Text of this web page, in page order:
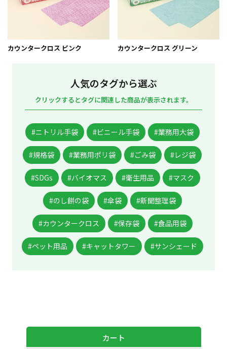
カウンタークロス ピンク カウンタークロス グリーン
人気のタグから選ぶ
クリックするとタグに関連した商品が表示されます。
#ニトリル手袋 #ビニール手袋 #業務用大袋
#規格袋 #業務用ポリ袋 #ごみ袋 #レジ袋
#SDGs #バイオマス #衛生用品 #マスク
#のし餅の袋 #傘袋 #新聞整理袋
#カウンタークロス #保存袋 #食品用袋
#ペット用品 #キャットタワー #サンシェード
カート